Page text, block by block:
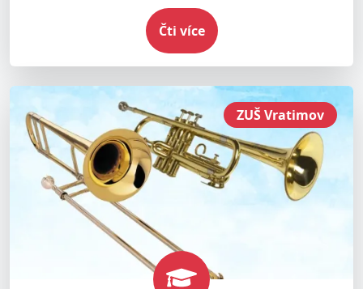
Čti více
ZUŠ Vratimov